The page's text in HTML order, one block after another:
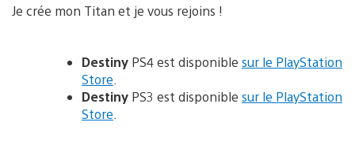
Je crée mon Titan et je vous rejoins !
Destiny PS4 est disponible sur le PlayStation
Store
Destiny PS3 est disponible sur le PlayStation
Store